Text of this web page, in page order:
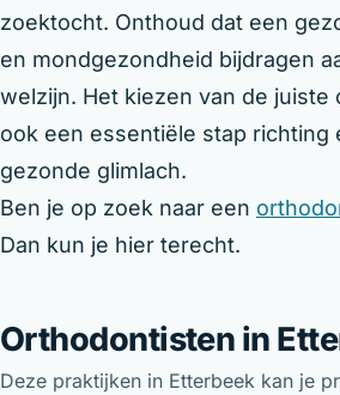
zoektocht. Onthoud dat een
en mondgezondheid bijdragen
welzijn. Het kiezen van de juiste
ook een essentiële stap richting
gezonde glimlach.
Ben je op zoek naar een
Dan kun je hier terecht.
Orthodontisten in
Deze praktijken in Etterbeek kan je